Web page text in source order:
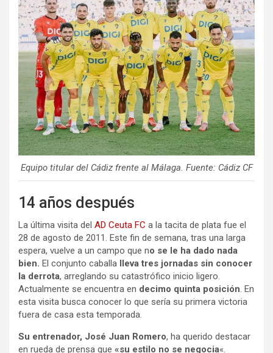
Equipo titular del Cádiz frente al Málaga. Fuente: Cádiz CF
14 años después
La última visita del AD Ceuta FC a la tacita de plata fue el
28 de agosto de 2011. Este fin de semana, tras una larga
espera, vuelve a un campo que no se le ha dado nada
bien. El conjunto caballa lleva tres jornadas sin conocer
la derrota, arreglando su catastrófico inicio ligero.
Actualmente se encuentra en decimo quinta posición. En
esta visita busca conocer lo que sería su primera victoria
fuera de casa esta temporada.
Su entrenador, José Juan Romero, ha querido destacar
en rueda de prensa que «su estilo no se negocia«.